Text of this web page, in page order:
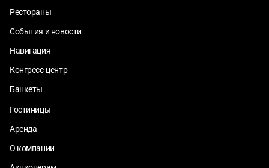
Рестораны
События и новости
Навигация
Конгресс-центр
Банкеты
Гостиницы
Аренда
О компании